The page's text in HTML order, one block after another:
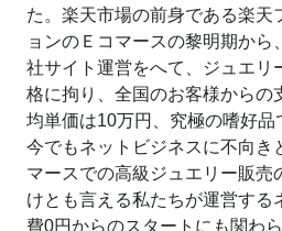
た。 楽天市場の前身である楽天
ョンのＥコマースの黎明期から
社サイト運営をへて、ジュエリ
格に拘り、全国のお客様からの
均単価は10万円、究極の嗜好
今でもネットビジネスに不向き
マースでの高級ジュエリー販売
けとも言える私たちが運営する
費0円からのスタートにも関わ